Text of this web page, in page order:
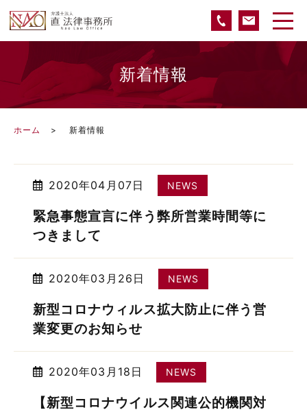
新着情報
ホーム 新着情報
2020年04月07日 NEWS
緊急事態宣言に伴う弊所営業時間等に
つきまして
2020年03月26日 NEWS
新型コロナウィルス拡大防止に伴う営
業変更のお知らせ
2020年03月18日 NEWS
【新型コロナウイルス関連公的機関対